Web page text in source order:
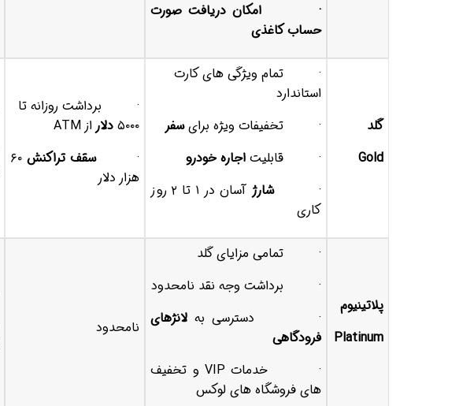
· امکان دریافت صورت
حساب کاغذی
گلد
Gold
· تمام ویژگی های کارت
استاندارد
· تخفیفات ویژه برایسفر
· قابلیتاجاره خودرو
·شارژ
آسان در ۱ تا ۲ روز
کاری
· برداشت روزانه تا
۵۰۰۰ دلار از ATM
·سقف تراکنش ۶۰
هزار دلار
پلاتینیوم
Platinum
· تمامی مزایای گلد
· برداشت وجه نقد نامحدود
· دسترسی به لانژهای
فرودگاهی
· خدمات VIP و تخفیف
های فروشگاه های لوکس
نامحدود